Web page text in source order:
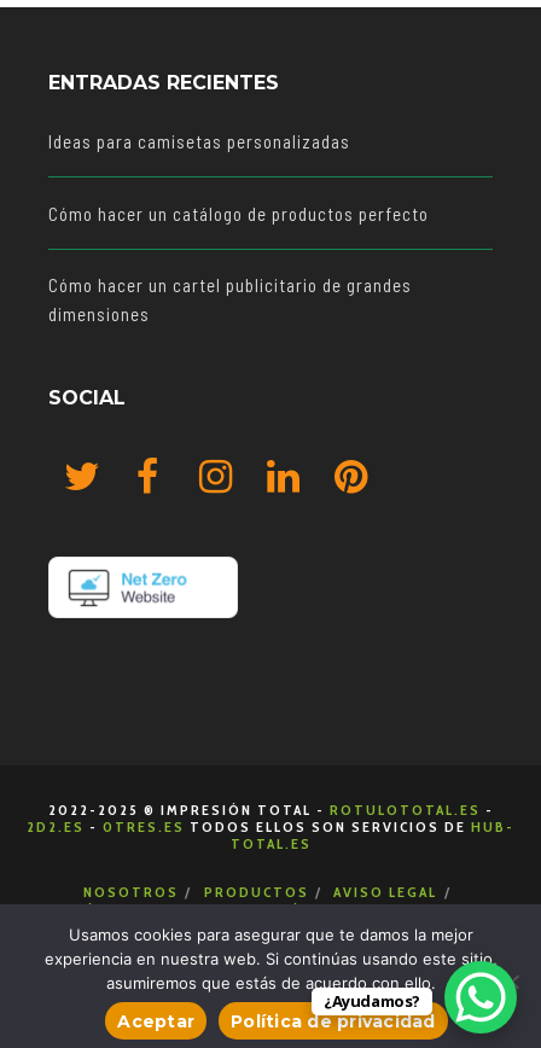
ENTRADAS RECIENTES
Ideas para camisetas personalizadas
Cómo hacer un catálogo de productos perfecto
Cómo hacer un cartel publicitario de grandes
dimensiones
SOCIAL
2022-2025 ® IMPRESIÓN TOTAL - ROTULOTOTAL.ES -
2D2.ES - 0TRES.ES TODOS ELLOS SON SERVICIOS DE HUB-
TOTAL.ES
NOSOTROS PRODUCTOS
AVISO LEGAL
POLÍTICA DE COOKIES
POLÍTICA DE PRIVACIDAD
CONDICIONES DE VENTA
CONTACTA
¿Ayudamos?
Usamos cookies para asegurar que te damos la mejor
experiencia en nuestra web. Si continúas usando este sitio,
asumiremos que estás de acuerdo con ello.
Aceptar Política de privacidad